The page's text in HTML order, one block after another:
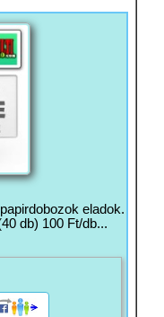
eladok.
db) 100 Ft/db...